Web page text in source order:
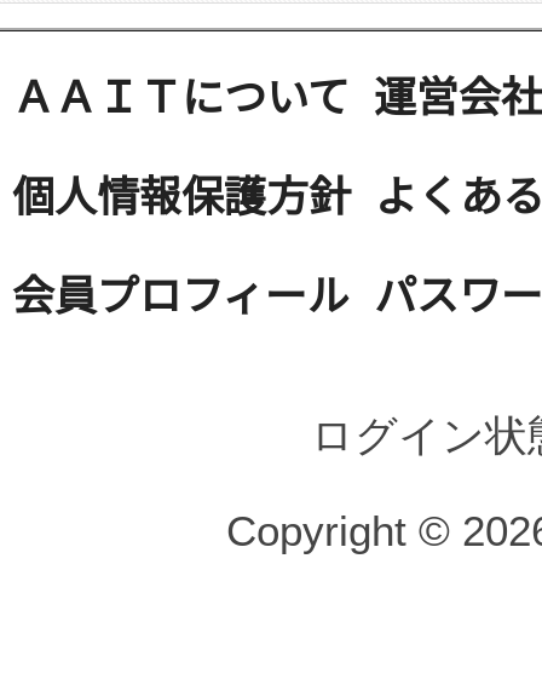
ＡＡＩＴについて 運営会社
個人情報保護方針 よくあ
会員プロフィール パスワ
ログイン
Copyright ©